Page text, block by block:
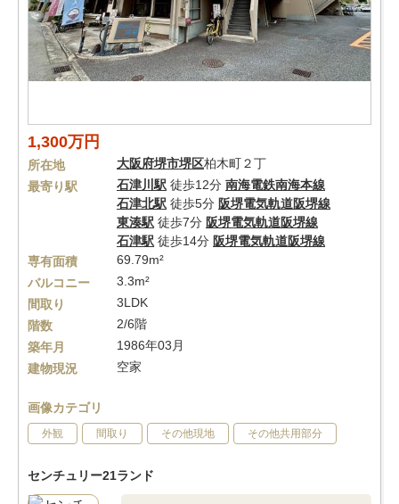
1,300万円
所在地 大阪府堺市堺区柏木町２丁
最寄り駅
石津川駅 徒歩12分 南海電鉄南海本線
石津北駅 徒歩5分 阪堺電気軌道阪堺線
東湊駅 徒歩7分 阪堺電気軌道阪堺線
石津駅 徒歩14分 阪堺電気軌道阪堺線
専有面積
69.79m²
バルコニー
3.3m²
間取り
3LDK
階数
2/6階
築年月
1986年03月
建物現況
空家
画像カテゴリ
外観 間取り その他現地 その他共用部分
センチュリー21ランド